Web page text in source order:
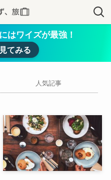
はワイズが最強！
てみる
人気記事